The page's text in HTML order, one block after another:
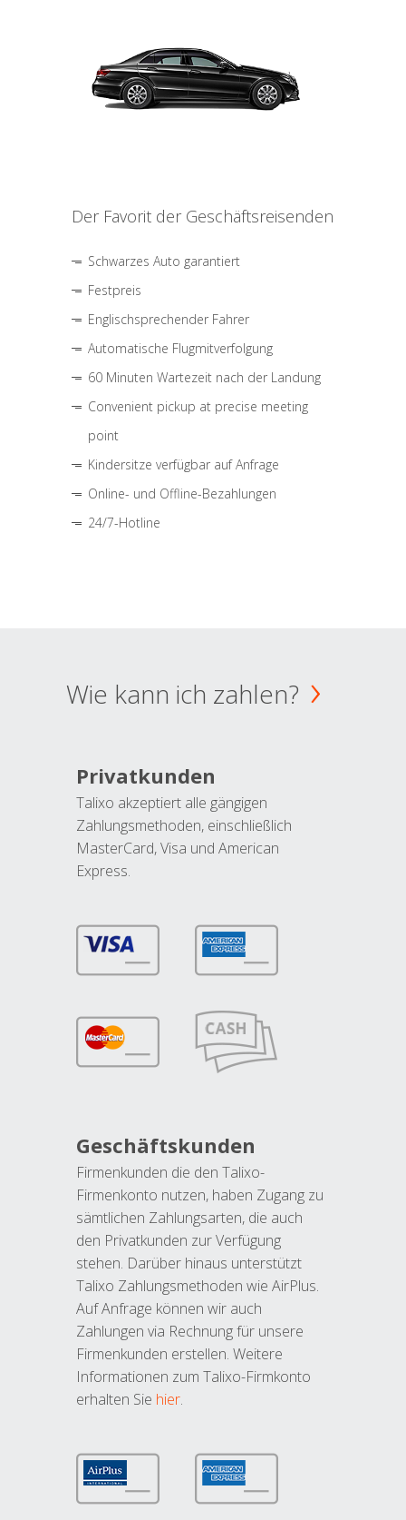
Der Favorit der Geschäftsreisenden
Schwarzes Auto garantiert
Festpreis
Englischsprechender Fahrer
Automatische Flugmitverfolgung
60 Minuten Wartezeit nach der Landung
Convenient pickup at precise meeting
point
Kindersitze verfügbar auf Anfrage
Online- und Offline-Bezahlungen
24/7-Hotline
Wie kann ich zahlen?
Privatkunden
Talixo akzeptiert alle gängigen
Zahlungsmethoden, einschließlich
MasterCard, Visa und American
Express.
Geschäftskunden
Firmenkunden die den Talixo-
Firmenkonto nutzen, haben Zugang zu
sämtlichen Zahlungsarten, die auch
den Privatkunden zur Verfügung
stehen. Darüber hinaus unterstützt
Talixo Zahlungsmethoden wie AirPlus.
Auf Anfrage können wir auch
Zahlungen via Rechnung für unsere
Firmenkunden erstellen. Weitere
Informationen zum Talixo-Firmkonto
erhalten Sie hier.